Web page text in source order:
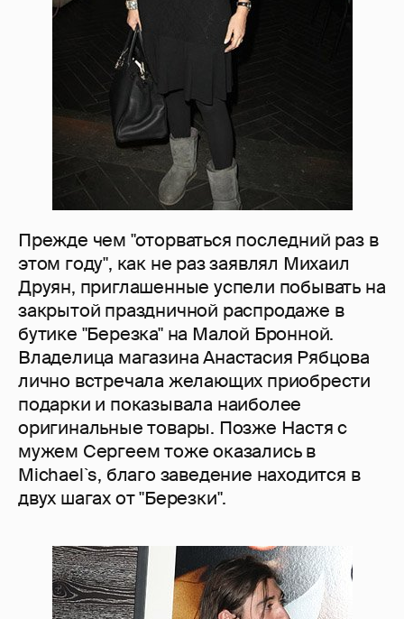
Прежде чем "оторваться последний раз в
этом году", как не раз заявлял Михаил
Друян, приглашенные успели побывать на
закрытой праздничной распродаже в
бутике "Березка" на Малой Бронной.
Владелица магазина Анастасия Рябцова
лично встречала желающих приобрести
подарки и показывала наиболее
оригинальные товары. Позже Настя с
мужем Сергеем тоже оказались в
Michael`s, благо заведение находится в
двух шагах от "Березки".